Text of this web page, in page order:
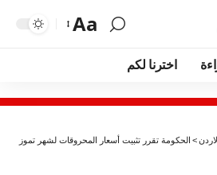
Aa
اخترنا لكم
> الحكومة تقرر تثبيت أسعار المحروقات لشهر تموز